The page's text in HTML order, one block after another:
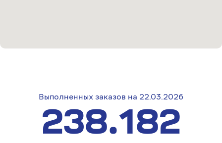
238.182
Выполненных заказов на 22.03.2026